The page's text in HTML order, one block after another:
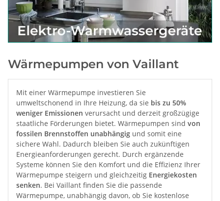
Wärmepumpen von Vaillant
Mit einer Wärmepumpe investieren Sie
umweltschonend in Ihre Heizung, da sie bis zu 50%
weniger Emissionen verursacht und derzeit großzügige
staatliche Förderungen bietet. Wärmepumpen sind von
fossilen Brennstoffen unabhängig und somit eine
sichere Wahl. Dadurch bleiben Sie auch zukünftigen
Energieanforderungen gerecht. Durch ergänzende
Systeme können Sie den Komfort und die Effizienz Ihrer
Wärmepumpe steigern und gleichzeitig Energiekosten
senken. Bei Vaillant finden Sie die passende
Wärmepumpe, unabhängig davon, ob Sie kostenlose